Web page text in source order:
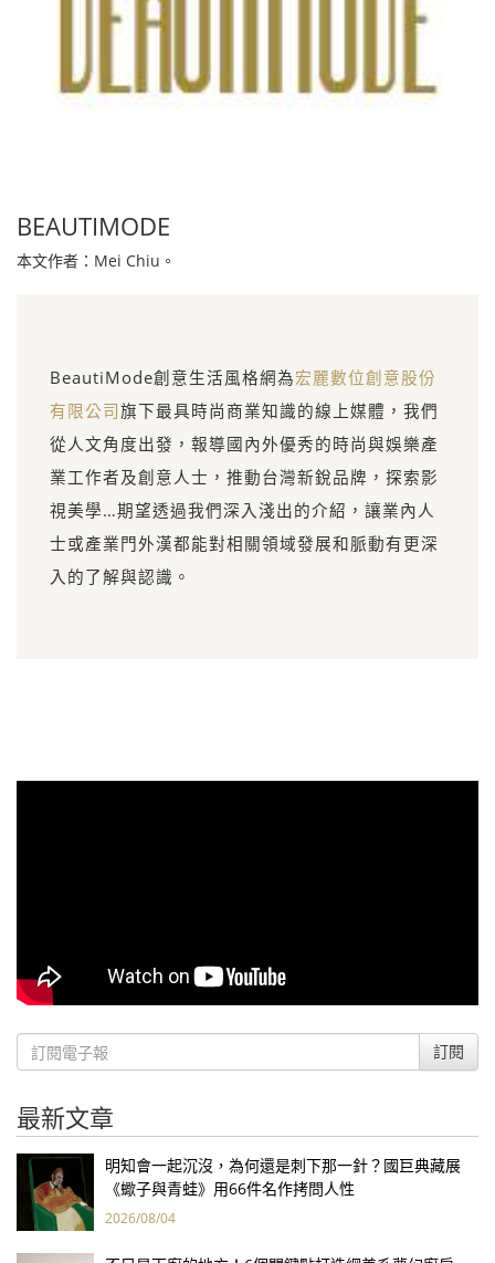
BEAUTIMODE
本文作者：Mei Chiu。
BeautiMode創意生活風格網為宏麗數位創意股份
有限公司旗下最具時尚商業知識的線上媒體，我們
從人文角度出發，報導國內外優秀的時尚與娛樂產
業工作者及創意人士，推動台灣新銳品牌，探索影
視美學…期望透過我們深入淺出的介紹，讓業內人
士或產業門外漢都能對相關領域發展和脈動有更深
入的了解與認識。
訂閱
最新文章
明知會一起沉沒，為何還是刺下那一針？國巨典藏展
《蠍子與青蛙》用66件名作拷問人性
2026/08/04